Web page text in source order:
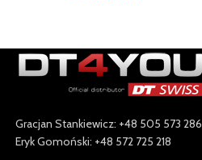
Gracjan Stankiewicz: +48 505 573 286
Eryk Gomoński: +48 572 725 218